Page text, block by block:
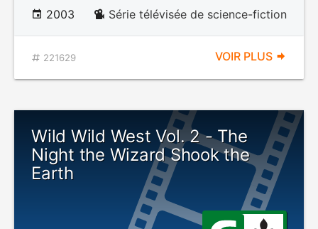
2003 Série télévisée de science-fiction
221629 VOIR PLUS
Wild Wild West Vol. 2 - The
Night the Wizard Shook the
Earth